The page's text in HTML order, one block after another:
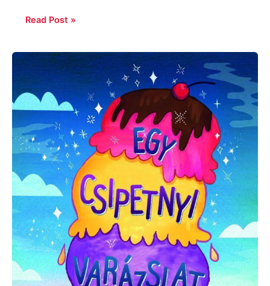
Read Post »
Natalie
Lloyd:
Egy
csipetnyi
varázslat